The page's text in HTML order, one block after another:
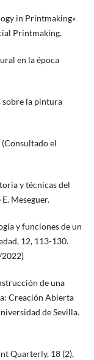
in Printmaking»
Printmaking.
en la época
sobre la pintura
(Consultado el
y técnicas del
Meseguer.
y funciones de un
12, 113-130.
de una
Creación Abierta
de Sevilla.
Quarterly, 18 (2),